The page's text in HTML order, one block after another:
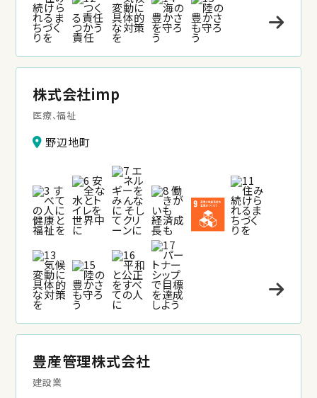
株式会社imp
医療、福祉
野辺地町
豊産管理株式会社
建設業